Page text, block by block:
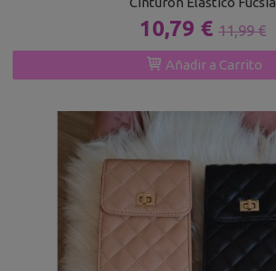
10,79 € 11,99 €
Añadir a Carrito